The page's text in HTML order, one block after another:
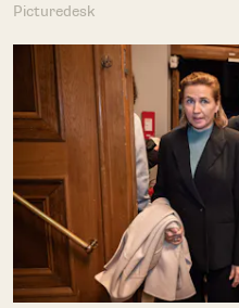
Picturedesk